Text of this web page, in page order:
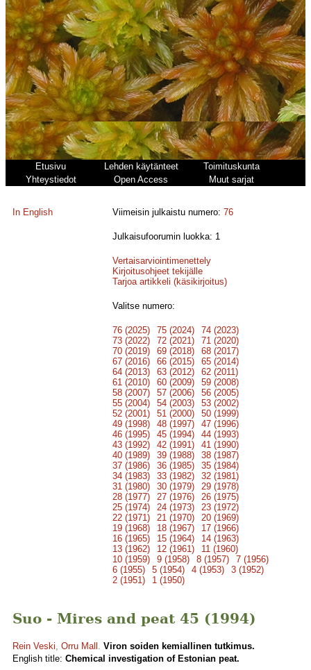
Etusivu Lehden käytänteet
Toimituskunta
Yhteystiedot
Open Access Muut sarjat
In English Viimeisin julkaistu numero:76
Julkaisufoorumin luokka: 1
Vertaisarviointimenettely
Kirjoitusohjeet tekijälle
Tarjoa artikkeli (käsikirjoitus)
Valitse numero:
76 (2025) 75 (2024)
74 (2023)
73 (2022)
72 (2021)
71 (2020)
70 (2019)
69 (2018)
68 (2017)
67 (2016)
66 (2015)
65 (2014)
64 (2013)
63 (2012)
62 (2011)
61 (2010)
60 (2009)
59 (2008)
58 (2007)
57 (2006)
56 (2005)
55 (2004)
54 (2003)
53 (2002)
52 (2001)
51 (2000)
50 (1999)
49 (1998)
48 (1997)
47 (1996)
46 (1995)
45 (1994)
44 (1993)
43 (1992)
42 (1991)
41 (1990)
40 (1989)
39 (1988)
38 (1987)
37 (1986)
36 (1985)
35 (1984)
34 (1983)
33 (1982)
32 (1981)
31 (1980)
30 (1979)
29 (1978)
28 (1977)
27 (1976)
26 (1975)
25 (1974)
24 (1973)
23 (1972)
22 (1971)
21 (1970)
20 (1969)
19 (1968)
18 (1967)
17 (1966)
16 (1965)
15 (1964)
14 (1963)
13 (1962)
12 (1961)
11 (1960)
10 (1959)
9 (1958) 8 (1957)
7 (1956)
6 (1955)
5 (1954) 4 (1953)
3 (1952)
2 (1951)
1 (1950)
Suo - Mires and peat 45 (1994)
Rein Veski, Orru Mall . Viron soiden kemiallinen tutkimus.
English title: Chemical investigation of Estonian peat.